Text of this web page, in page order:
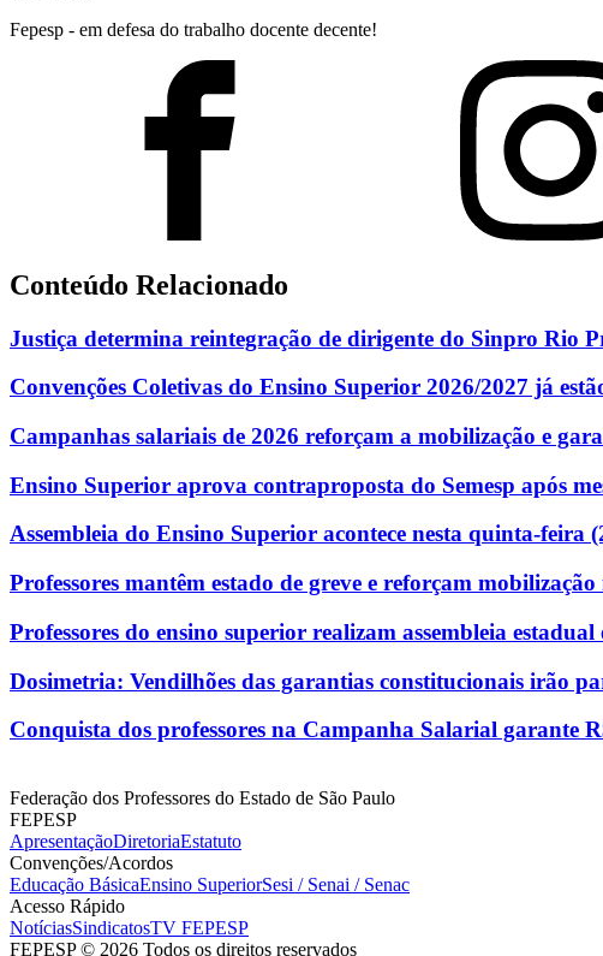
Fepesp - em defesa do trabalho docente decente!
Conteúdo Relacionado
Justiça determina reintegração de dirigente do Sinpro Rio
Convenções Coletivas do Ensino Superior 2026/2027 já
Campanhas salariais de 2026 reforçam a mobilização e
Ensino Superior aprova contraproposta do Semesp após
Assembleia do Ensino Superior acontece nesta quinta-
Professores mantêm estado de greve e reforçam
Professores do ensino superior realizam assembleia
Dosimetria: Vendilhões das garantias constitucionais irão
Conquista dos professores na Campanha Salarial garante
Federação dos Professores do Estado de São Paulo
FEPESP
ApresentaçãoDiretoriaEstatuto
Convenções/Acordos
Educação BásicaEnsino SuperiorSesi / Senai / Senac
Acesso Rápido
NotíciasSindicatosTV FEPESP
FEPESP © 2026 Todos os direitos reservados